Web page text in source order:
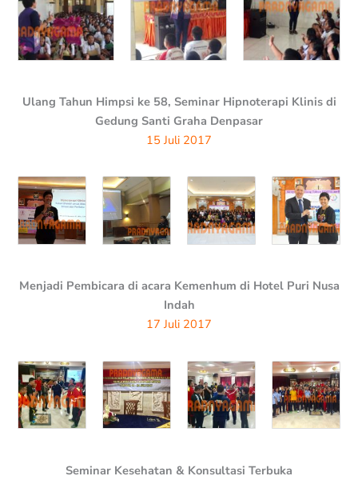
Ulang Tahun Himpsi ke 58, Seminar Hipnoterapi Klinis di
Gedung Santi Graha Denpasar
15 Juli 2017
Menjadi Pembicara di acara Kemenhum di Hotel Puri Nusa
Indah
17 Juli 2017
Seminar Kesehatan & Konsultasi Terbuka